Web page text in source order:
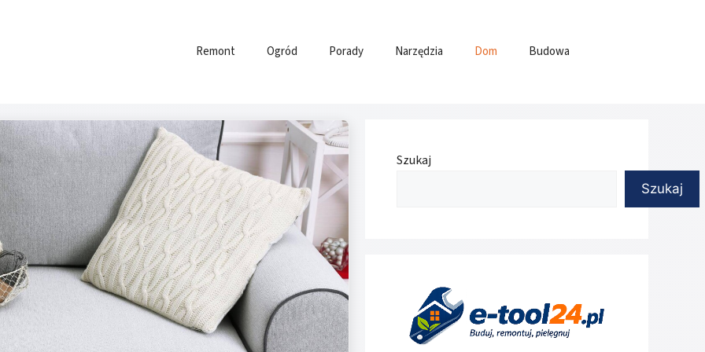
Remont Ogród Porady Narzędzia Dom Budowa
Szukaj
Szukaj